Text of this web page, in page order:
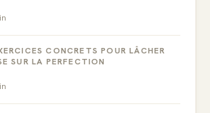
CONCRETS POUR LÂCHER
SUR LA PERFECTION